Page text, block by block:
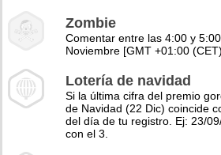
Zombie
Comentar entre las 4:00 y
Noviembre [GMT +01:00
Lotería de navidad
Si la última cifra del premio
de Navidad (22 Dic) coincide
del día de tu registro. Ej: 23/
con el 3.